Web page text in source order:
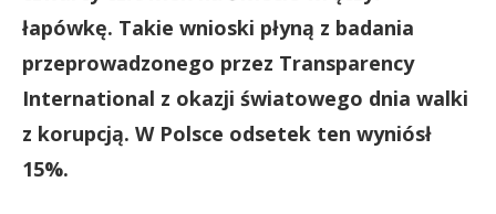
łapówkę. Takie wnioski płyną z badania
przeprowadzonego przez Transparency
International z okazji światowego dnia walki
z korupcją. W Polsce odsetek ten wyniósł
15%.